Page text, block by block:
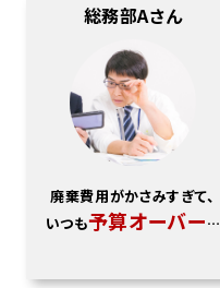
総務部Aさん
廃棄費用がかさみすぎて、
いつも予算オーバー…